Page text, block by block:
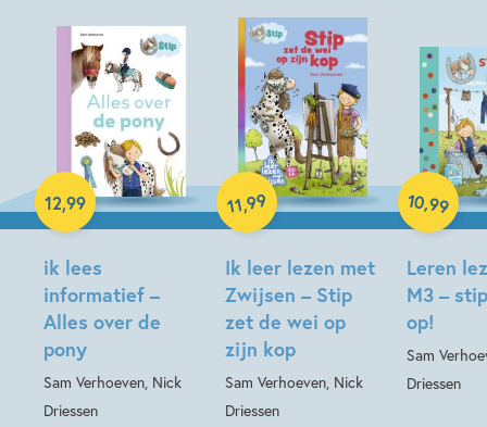
ik lees
informatief –
Alles over de
pony
Sam Verhoeven, Nick
Driessen
12,99
Hardcover
Ik leer lezen met
Zwijsen – Stip
zet de wei op
zijn kop
Sam Verhoeven, Nick
Driessen
11,99
Hardcover
Leren
M3 –
op!
Sam
Driessen
10,99
Hardcover